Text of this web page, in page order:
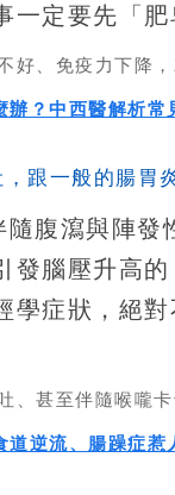
一定要先「肥
好、免疫力下降
辦？中西醫解析常
跟一般的腸胃
腹瀉與陣發
發腦壓升高
學症狀，絕
、甚至伴隨喉嚨
道逆流、腸躁症惹